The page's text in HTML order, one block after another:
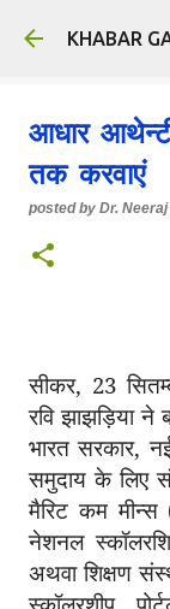
KHABAR
आधार
तक करवाएं
posted by Dr.
सीकर, 23
रवि झाझड़िया ने
भारत सरकार,
समुदाय के लिए
मैरिट कम मीन्स
नेशनल
अथवा शिक्षण